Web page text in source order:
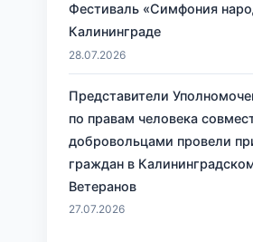
Фестиваль «Симфония
Калининграде
28.07.2026
Представители
по правам человека
добровольцами провели
граждан в
Ветеранов
27.07.2026